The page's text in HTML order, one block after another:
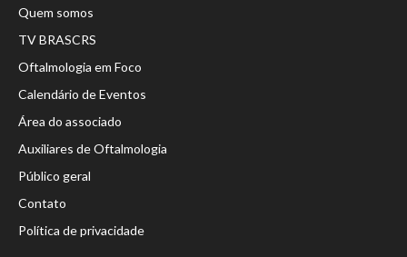
Quem somos
TV BRASCRS
Oftalmologia em Foco
Calendário de Eventos
Área do associado
Auxiliares de Oftalmologia
Público geral
Contato
Política de privacidade